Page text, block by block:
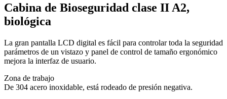
Cabina de Bioseguridad clase II A2,
biológica
La gran pantalla LCD digital es fácil para controlar toda la seguridad
parámetros de un vistazo y panel de control de tamaño ergonómico
mejora la interfaz de usuario.
Zona de trabajo
De 304 acero inoxidable, está rodeado de presión negativa.